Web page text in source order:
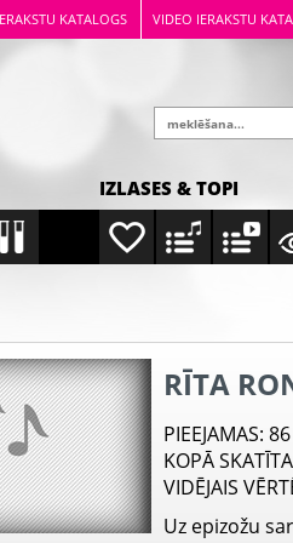
KATALOGS VIDEO IERAKSTU
IZLASES & TOPI
RĪTA
PIEEJAMAS:
KOPĀ
VIDĒJAIS
Uz epizožu